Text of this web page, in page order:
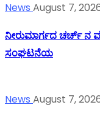
News August 7,
ನೀರುಮಾರ್ಗದ ಚರ್ಚ್
ಸಂಘಟನೆಯ
News August 7,